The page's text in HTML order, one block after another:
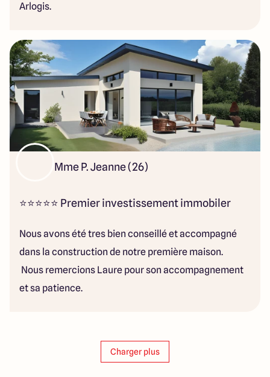
Arlogis.
Mme P. Jeanne (26)
⭐⭐⭐⭐⭐ Premier investissement immobiler
Nous avons été tres bien conseillé et accompagné
dans la construction de notre première maison.
Nous remercions Laure pour son accompagnement
et sa patience.
Charger plus